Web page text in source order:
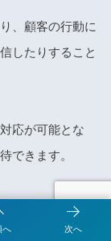
、顧客の行動に
したりすること
応が可能とな
できます。
へ 次へ